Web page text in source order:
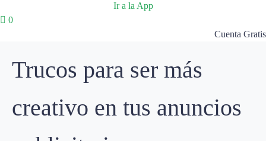
Ir a la App
0
Cuenta Gratis
Trucos para ser más
creativo en tus anuncios